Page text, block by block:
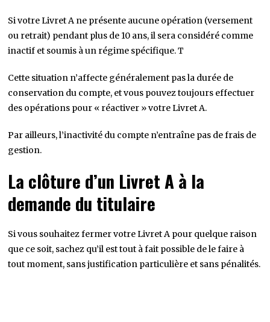
Si votre Livret A ne présente aucune opération (versement
ou retrait) pendant plus de 10 ans, il sera considéré comme
inactif et soumis à un régime spécifique. T
Cette situation n’affecte généralement pas la durée de
conservation du compte, et vous pouvez toujours effectuer
des opérations pour « réactiver » votre Livret A.
Par ailleurs, l’inactivité du compte n’entraîne pas de frais de
gestion.
La clôture d’un Livret A à la
demande du titulaire
Si vous souhaitez fermer votre Livret A pour quelque raison
que ce soit, sachez qu’il est tout à fait possible de le faire à
tout moment, sans justification particulière et sans pénalités.